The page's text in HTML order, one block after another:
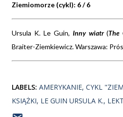
Ziemiomorze (cykl): 6 / 6
Ursula K. Le Guin, Inny wiatr(The
Braiter-Ziemkiewicz. Warszawa:
LABELS: AMERYKANIE CYKL
KSIĄŻKI LE GUIN URSULA K.